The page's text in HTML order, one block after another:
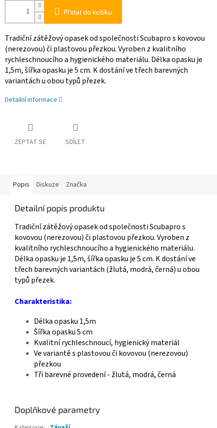
Přidat do košíku
Tradiční zátěžový opasek od společnosti Scubapro s kovovou
(nerezovou) či plastovou přezkou. Vyroben z kvalitního
rychleschnoucího a hygienického materiálu. Délka opasku je
1,5m, šířka opasku je 5 cm. K dostání ve třech barevných
variantách u obou typů přezek.
Detailní informace
ZEPTAT SE SDÍLET
Popis Diskuze Značka
Detailní popis produktu
Tradiční zátěžový opasek od společnosti Scubapro s
kovovou (nerezovou) či plastovou přezkou. Vyroben z
kvalitního rychleschnoucího a hygienického materiálu.
Délka opasku je 1,5m, šířka opasku je 5 cm. K dostání ve
třech barevných variantách (žlutá, modrá, černá) u obou
typů přezek.
Charakteristika:
Délka opasku 1,5m
Šířka opasku 5 cm
Kvalitní rychleschnoucí, hygienický materiál
Ve variantě s plastovou či kovovou (nerezovou)
přezkou
Tři barevné provedení - žlutá, modrá, černá
Doplňkové parametry